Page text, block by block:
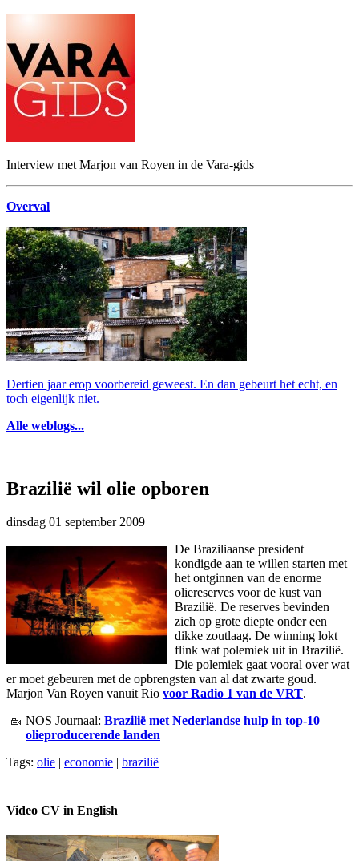
Interview met Marjon van Royen in de Vara-gids
Overval
Dertien jaar erop voorbereid geweest. En dan gebeurt het echt, en
toch eigenlijk niet.
Alle weblogs...
Brazilië wil olie opboren
dinsdag 01 september 2009
De Braziliaanse president
kondigde aan te willen starten met
het ontginnen van de enorme
oliereserves voor de kust van
Brazilië. De reserves bevinden
zich op grote diepte onder een
dikke zoutlaag. De winning lokt
flink wat polemiek uit in Brazilië.
Die polemiek gaat vooral over wat
er moet gebeuren met de opbrengsten van al dat zwarte goud.
Marjon Van Royen vanuit Rio voor Radio 1 van de VRT.
NOS Journaal: Brazilië met Nederlandse hulp in top-10
olieproducerende landen
Tags: olie | economie | brazilië
Video CV in English